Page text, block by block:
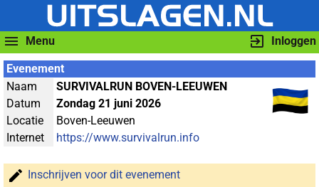
Menu Inloggen
Evenement
Naam
SURVIVALRUN BOVEN-LEEUWEN
Datum
Zondag 21 juni 2026
Locatie
Boven-Leeuwen
Internet
https://www.survivalrun.info
Inschrijven voor dit evenement